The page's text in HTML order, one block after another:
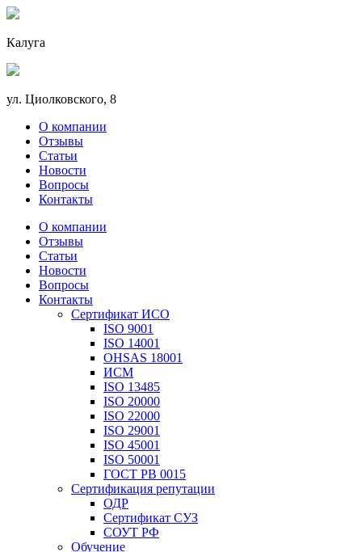
Калуга
ул. Циолковского, 8
О компании
Отзывы
Статьи
Новости
Вопросы
Контакты
О компании
Отзывы
Статьи
Новости
Вопросы
Контакты
Сертификат ИСО
ISO 9001
ISO 14001
OHSAS 18001
ИСМ
ISO 13485
ISO 20000
ISO 22000
ISO 29001
ISO 45001
ISO 50001
ГОСТ РВ 0015
Сертификация репутации
ОДР
Сертификат СУЗ
СОУТ РФ
Обучение